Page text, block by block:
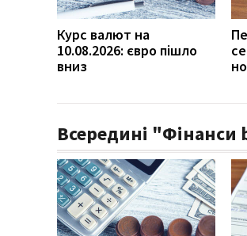
Курс валют на
10.08.2026: євро пішло
вниз
Всередині